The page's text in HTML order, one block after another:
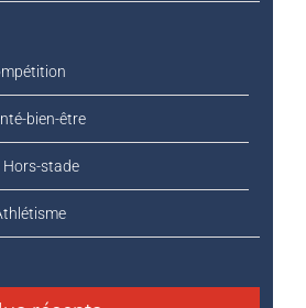
bien-être
Hors-stade